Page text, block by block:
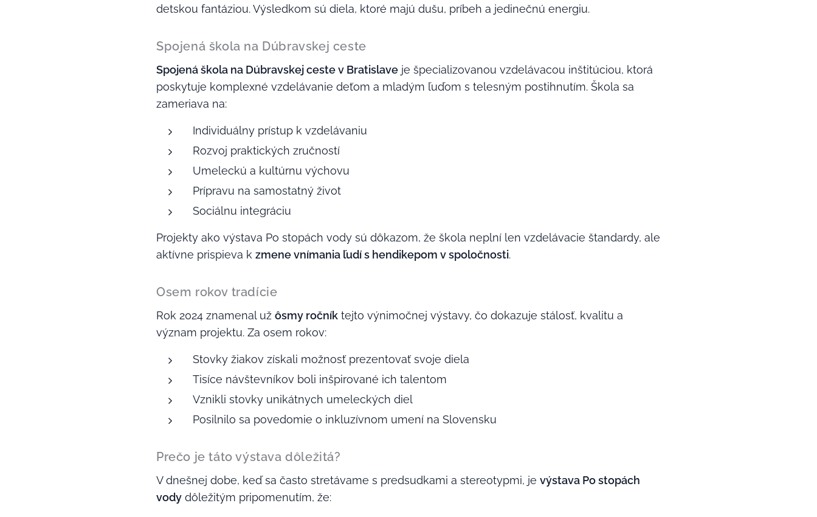
detskou fantáziou. Výsledkom sú diela, ktoré majú dušu, príbeh a jedinečnú energiu.
Spojená škola na Dúbravskej ceste
Spojená škola na Dúbravskej ceste v Bratislave je špecializovanou vzdelávacou inštitúciou, ktorá
poskytuje komplexné vzdelávanie deťom a mladým ľuďom s telesným postihnutím. Škola sa
zameriava na:
Individuálny prístup k vzdelávaniu
Rozvoj praktických zručností
Umeleckú a kultúrnu výchovu
Prípravu na samostatný život
Sociálnu integráciu
Projekty ako výstava Po stopách vody sú dôkazom, že škola neplní len vzdelávacie štandardy, ale
aktívne prispieva k zmene vnímania ľudí s hendikepom v spoločnosti.
Osem rokov tradície
Rok 2024 znamenal už ôsmy ročník tejto výnimočnej výstavy, čo dokazuje stálosť, kvalitu a
význam projektu. Za osem rokov:
Stovky žiakov získali možnosť prezentovať svoje diela
Tisíce návštevníkov boli inšpirované ich talentom
Vznikli stovky unikátnych umeleckých diel
Posilnilo sa povedomie o inkluzívnom umení na Slovensku
Prečo je táto výstava dôležitá?
V dnešnej dobe, keď sa často stretávame s predsudkami a stereotypmi, je výstava Po stopách
vody dôležitým pripomenutím, že: